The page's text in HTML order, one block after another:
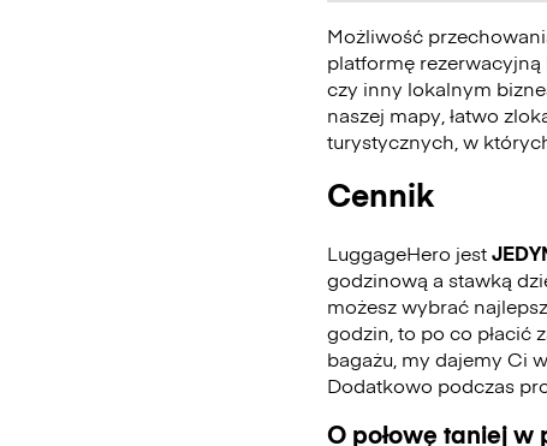
Możliwość
platformę
czy inny lokalnym
naszej mapy, łatwo
turystycznych, w
Cennik
LuggageHero jest
godzinową a stawką
możesz wybrać
godzin, to po co płacić
bagażu, my dajemy Ci
Dodatkowo podczas
O połowę taniej